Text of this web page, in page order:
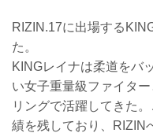
RIZIN.17に出場する
た。
KINGレイナは柔道をバ
い女子重量級ファイタ
リングで活躍してきた
績を残しており、RIZIN